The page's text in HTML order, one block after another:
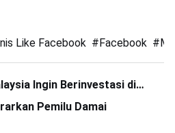
Like Facebook #Facebook #
Ingin Berinvestasi di
Pemilu Damai